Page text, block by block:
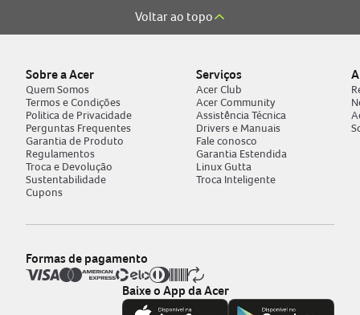
Voltar ao topo
Sobre a Acer
Quem Somos
Termos e Condições
Politica de Privacidade
Perguntas Frequentes
Garantia de Produto
Regulamentos
Troca e Devolução
Sustentabilidade
Cupons
Serviços
Acer Club
Acer Community
Assistência Técnica
Drivers e Manuais
Fale conosco
Garantia Estendida
Linux Gutta
Troca Inteligente
Formas de pagamento
Baixe o App da Acer